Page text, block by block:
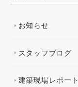
お知らせ
スタッフブログ
建築現場レポート